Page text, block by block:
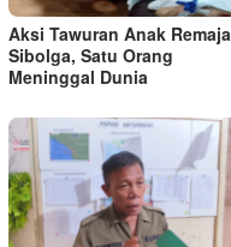
Aksi Tawuran Anak
Sibolga, Satu Orang
Meninggal Dunia